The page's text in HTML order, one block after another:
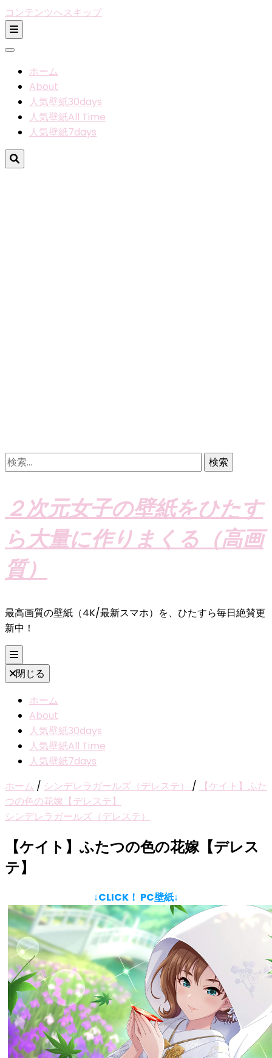
コンテンツへスキップ
ホーム
About
人気壁紙30days
人気壁紙All Time
人気壁紙7days
検
索:
２次元女子の壁紙をひたす
ら大量に作りまくる（高画
質）
最高画質の壁紙（4K/最新スマホ）を、ひたすら毎日絶賛更
新中！
閉じる
ホーム
About
人気壁紙30days
人気壁紙All Time
人気壁紙7days
ホーム / シンデレラガールズ（デレステ） /
【ケイト】ふた
つの色の花嫁【デレステ】
シンデレラガールズ（デレステ）
【ケイト】ふたつの色の花嫁【デレス
テ】
↓CLICK！ PC壁紙↓